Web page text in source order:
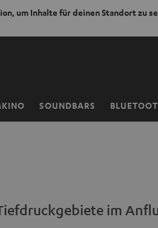
um Inhalte für deinen Standort zu
SOUNDBARS
im